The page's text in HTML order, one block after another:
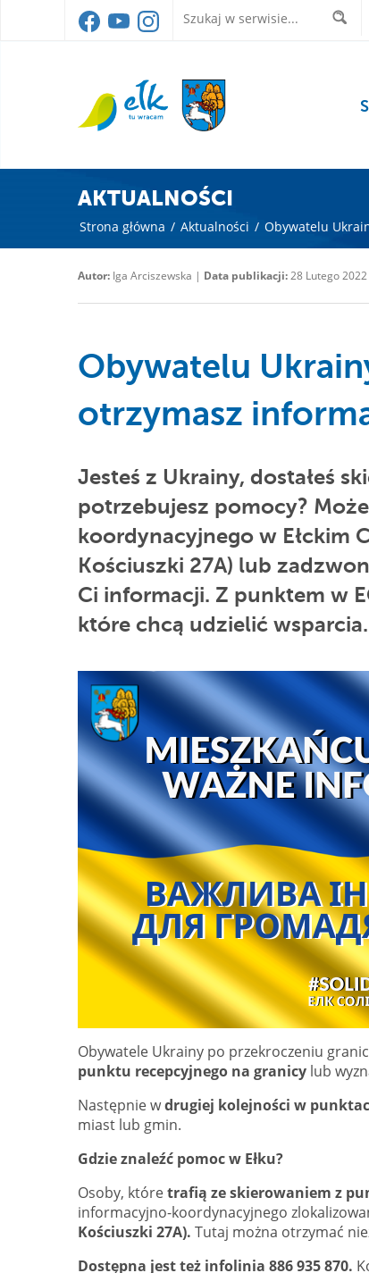
AKTUALNOŚCI
Strona główna / Aktualności / Obywatelu
Autor: Iga Arciszewska | Data publikacji:28 Lutego 2022
Obywatelu
otrzymasz
Jesteś z Ukrainy, dostałeś
potrzebujesz pomocy?
koordynacyjnego w Ełckim
Kościuszki 27A) lub
Ci informacji. Z punktem w
które chcą udzielić wsparcia.
Obywatele Ukrainy po przekroczeniu
punktu recepcyjnego na granicy lub
Następnie wdrugiej kolejności w
miast lub gmin.
Gdzie znaleźć pomoc w Ełku?
Osoby, któretrafią ze skierowaniem z
informacyjno-koordynacyjnego
Kościuszki 27A). Tutaj można otrzymać
Dostępna jest też infolinia 886 935 870.